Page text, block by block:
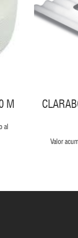
M
al
Valor